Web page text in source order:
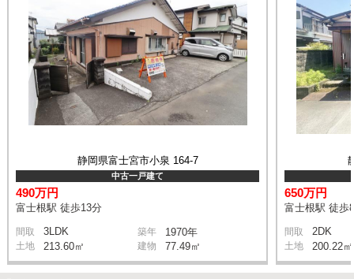
静岡県富士宮市小泉 164-7
中古一戸建て
490万円
富士根駅 徒歩13分
間取 3LDK 築年 1970年
土地 213.60㎡ 建物 77.49㎡
650万円
富士根駅 徒歩
間取 2DK
土地 200.22㎡